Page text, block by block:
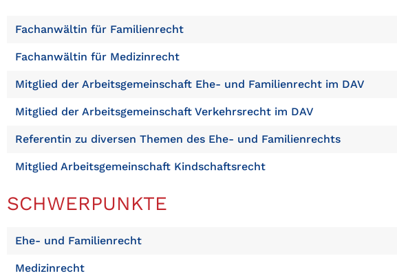
Fachanwältin für Familienrecht
Fachanwältin für Medizinrecht
Mitglied der Arbeitsgemeinschaft Ehe- und Familienrecht im DAV
Mitglied der Arbeitsgemeinschaft Verkehrsrecht im DAV
Referentin zu diversen Themen des Ehe- und Familienrechts
Mitglied Arbeitsgemeinschaft Kindschaftsrecht
SCHWERPUNKTE
Ehe- und Familienrecht
Medizinrecht